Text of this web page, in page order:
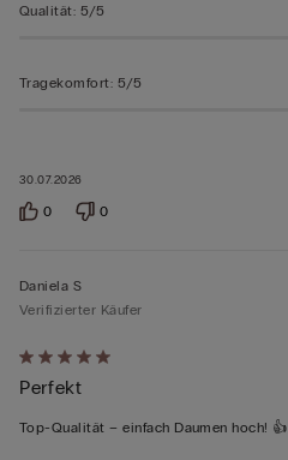
30.07.2026
Qualität: 5/5
Tragekomfort: 5/5
0 0
Mit
5
von
Daniela S
Verifizierter Käufer
Perfekt
Top-Qualität – einfach Daumen hoch! 👍